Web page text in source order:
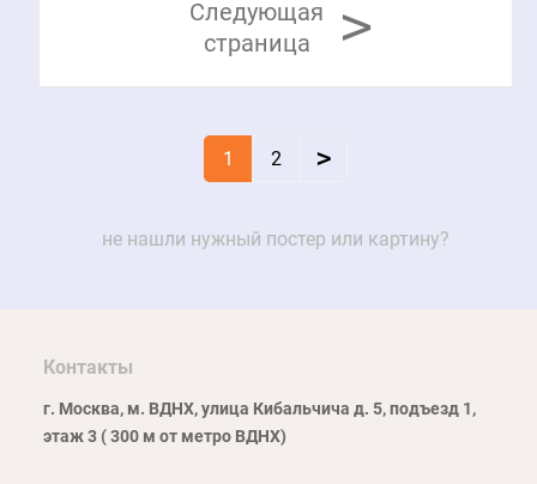
Следующая
страница
>
1 2 >
не нашли нужный постер или картину?
Контакты
г. Москва, м. ВДНХ, улица Кибальчича д. 5, подъезд 1,
этаж 3 ( 300 м от метро ВДНХ)